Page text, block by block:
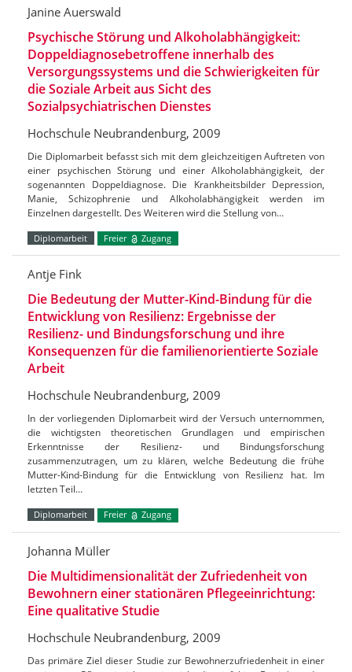
Janine Auerswald
Psychische Störung und Alkoholabhängigkeit:
Doppeldiagnosebetroffene innerhalb des
Versorgungssystems und die Schwierigkeiten für
die Soziale Arbeit aus Sicht des
Sozialpsychiatrischen Dienstes
Hochschule Neubrandenburg, 2009
Die Diplomarbeit befasst sich mit dem gleichzeitigen Auftreten von
einer psychischen Störung und einer Alkoholabhängigkeit, der
sogenannten Doppeldiagnose. Die Krankheitsbilder Depression,
Manie, Schizophrenie und Alkoholabhängigkeit werden im
Einzelnen dargestellt. Des Weiteren wird die Stellung von…
Diplomarbeit Freier Zugang
Antje Fink
Die Bedeutung der Mutter-Kind-Bindung für die
Entwicklung von Resilienz: Ergebnisse der
Resilienz- und Bindungsforschung und ihre
Konsequenzen für die familienorientierte Soziale
Arbeit
Hochschule Neubrandenburg, 2009
In der vorliegenden Diplomarbeit wird der Versuch unternommen,
die wichtigsten theoretischen Grundlagen und empirischen
Erkenntnisse der Resilienz- und Bindungsforschung
zusammenzutragen, um zu klären, welche Bedeutung die frühe
Mutter-Kind-Bindung für die Entwicklung von Resilienz hat. Im
letzten Teil…
Diplomarbeit Freier Zugang
Johanna Müller
Die Multidimensionalität der Zufriedenheit von
Bewohnern einer stationären Pflegeeinrichtung:
Eine qualitative Studie
Hochschule Neubrandenburg, 2009
Das primäre Ziel dieser Studie zur Bewohnerzufriedenheit in einer